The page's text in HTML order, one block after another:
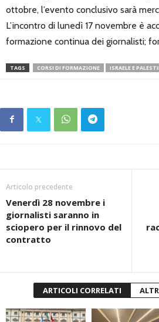
ottobre, l’evento conclusivo sarà
L’incontro di lunedì 17 novembre è
formazione continua dei giornalisti;
TAGS CORSI DI FORMAZIONE ISRAELE E
Articolo precedente
Venerdì 28 novembre i
giornalisti saranno in
sciopero per il rinnovo del
contratto
ARTICOLI CORRELATI